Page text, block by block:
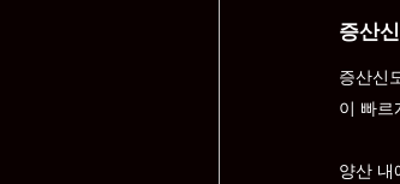
증산
증산신
이 빠르
양산 내